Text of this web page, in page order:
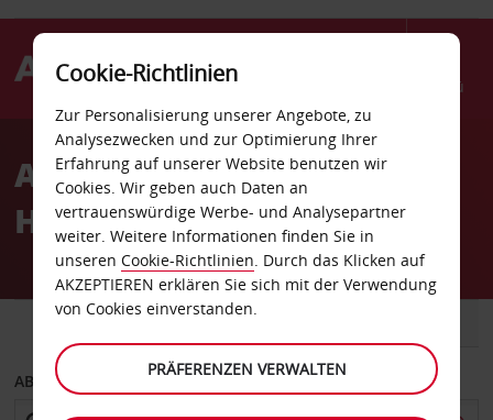
Menü
AvisAutovermietung
Honningsvaag
ABHOLEN VON
Cookie-Richtlinien
Zur Personalisierung unserer Angebote, zu
Analysezwecken und zur Optimierung Ihrer
Erfahrung auf unserer Website benutzen wir
Cookies. Wir geben auch Daten an
vertrauenswürdige Werbe- und Analysepartner
weiter. Weitere Informationen finden Sie in
unseren Cookie-Richtlinien. Durch das Klicken auf
AKZEPTIEREN erklären Sie sich mit der Verwendung
von Cookies einverstanden.
PRÄFERENZEN VERWALTEN